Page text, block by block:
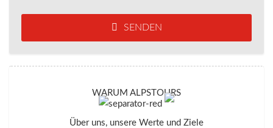
SENDEN
WARUM ALPSTOURS
Über uns, unsere Werte und Ziele